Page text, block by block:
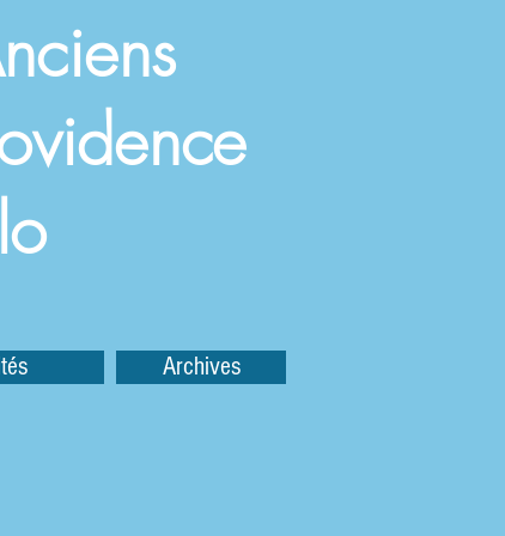
Archives